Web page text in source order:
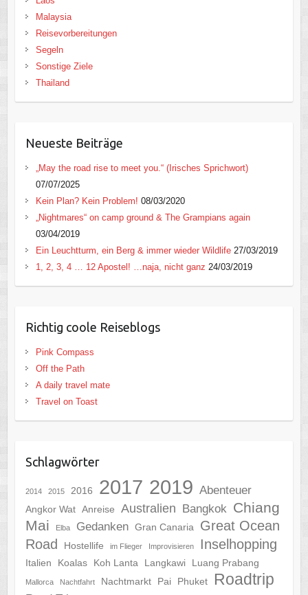
Malaysia
Reisevorbereitungen
Segeln
Sonstige Ziele
Thailand
Neueste Beiträge
„May the road rise to meet you.“ (Irisches Sprichwort)
07/07/2025
Kein Plan? Kein Problem! 08/03/2020
„Nightmares“ on camp ground & The Grampians again
03/04/2019
Ein Leuchtturm, ein Berg & immer wieder Wildlife 27/03/2019
1, 2, 3, 4 … 12 Apostel! …naja, nicht ganz 24/03/2019
Richtig coole Reiseblogs
Pink Compass
Off the Path
A daily travel mate
Travel on Toast
Schlagwörter
2014 2015 2016 2017 2019 Abenteuer
Angkor Wat Anreise Australien Bangkok
Chiang
Mai
Elba Gedanken Gran Canaria
Great Ocean
Road
Hostellife im Flieger Improvisieren Inselhopping
Italien Koalas Koh Lanta Langkawi Luang Prabang
Mallorca Nachtfahrt Nachtmarkt Pai Phuket Roadtrip